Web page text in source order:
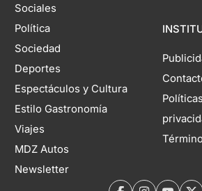
Sociales
Política
Sociedad
Deportes
Espectáculos y Cultura
Estilo Gastronomía
Viajes
MDZ Autos
Newsletter